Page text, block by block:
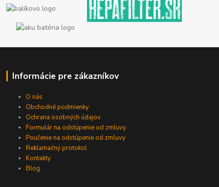
Informácie pre zákazníkov
O nás
Obchodné podmienky
Ochrana osobných údajov
Formulár na odstúpenie od zmluvy
Poučenie na odstúpenie od zmluvy
Reklamačný protokol
Kontakty
Blog